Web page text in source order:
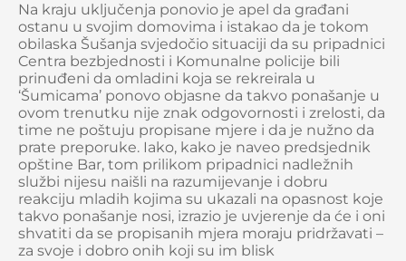
Na kraju uključenja ponovio je apel da građani
ostanu u svojim domovima i istakao da je tokom
obilaska Šušanja svjedočio situaciji da su pripadnici
Centra bezbjednosti i Komunalne policije bili
prinuđeni da omladini koja se rekreirala u
‘Šumicama’ ponovo objasne da takvo ponašanje u
ovom trenutku nije znak odgovornosti i zrelosti, da
time ne poštuju propisane mjere i da je nužno da
prate preporuke. Iako, kako je naveo predsjednik
opštine Bar, tom prilikom pripadnici nadležnih
službi nijesu naišli na razumijevanje i dobru
reakciju mladih kojima su ukazali na opasnost koje
takvo ponašanje nosi, izrazio je uvjerenje da će i oni
shvatiti da se propisanih mjera moraju pridržavati –
za svoje i dobro onih koji su im blisk